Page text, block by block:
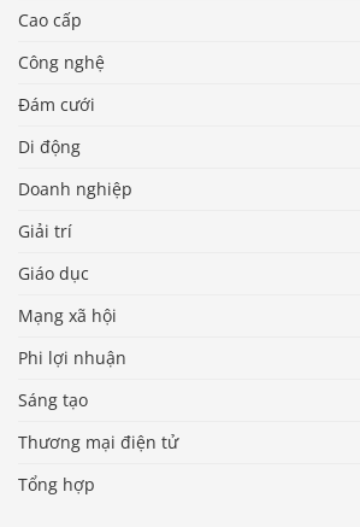
Cao cấp
Công nghệ
Đám cưới
Di động
Doanh nghiệp
Giải trí
Giáo dục
Mạng xã hội
Phi lợi nhuận
Sáng tạo
Thương mại điện tử
Tổng hợp